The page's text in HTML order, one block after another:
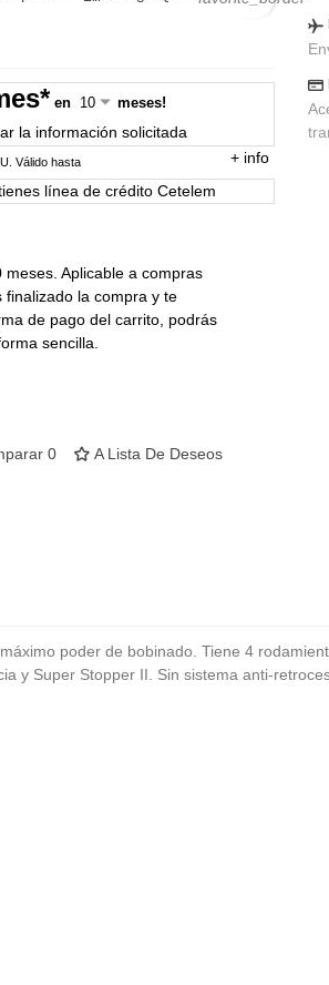
en meses!
la información solicitada
Válido hasta + info
línea de crédito Cetelem
Aplicable a compras
la compra y te
de pago del carrito, podrás
sencilla.
0 A Lista De Deseos
poder de bobinado. Tiene 4
y Super Stopper II. Sin sistema anti-